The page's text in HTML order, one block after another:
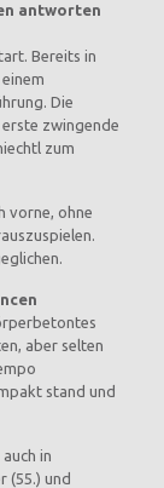
antworten
Bereits in
Die
zwingende
zum
vorne, ohne
aber selten
stand und
in
(55.) und